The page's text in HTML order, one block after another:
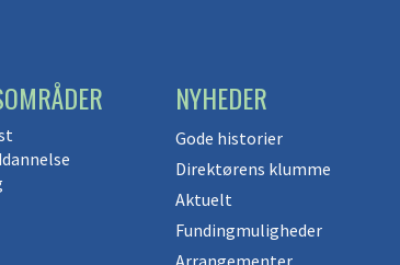
NYHEDER
Gode historier
Direktørens klumme
Aktuelt
Fundingmuligheder